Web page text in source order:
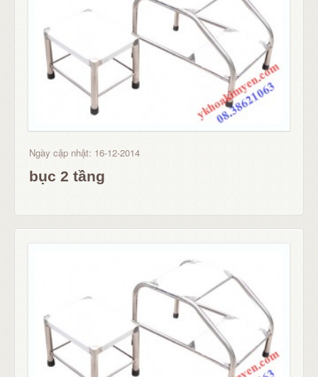
Ngày cập nhật: 16-12-2014
bục 2 tầng